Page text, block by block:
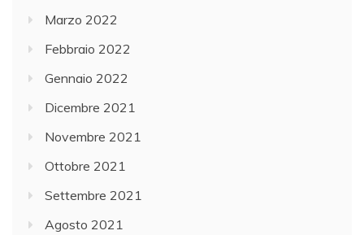
Marzo 2022
Febbraio 2022
Gennaio 2022
Dicembre 2021
Novembre 2021
Ottobre 2021
Settembre 2021
Agosto 2021